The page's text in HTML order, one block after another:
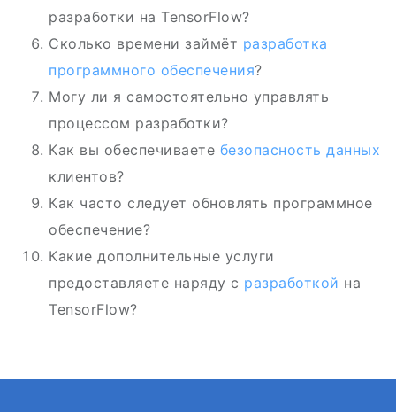
разработки на TensorFlow?
Сколько времени займёт разработка
программного обеспечения?
Могу ли я самостоятельно управлять
процессом разработки?
Как вы обеспечиваете безопасность данных
клиентов?
Как часто следует обновлять программное
обеспечение?
Какие дополнительные услуги
предоставляете наряду с разработкой на
TensorFlow?